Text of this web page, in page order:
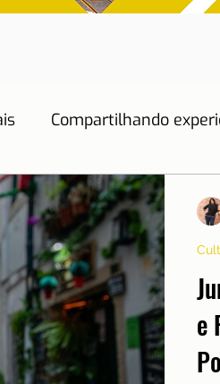
Compartilhando
Dicas de Hotéis Dicas de
Educação Emprego
Mobilidade Moradia
e